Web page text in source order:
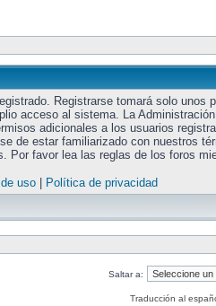
Registrarse tomará solo unos
acceso al sistema. La
adicionales a los usuarios
de estar familiarizado con nuestros
Por favor lea las reglas de los foros
uso| Política de privacidad
Saltar a:
Traducción al